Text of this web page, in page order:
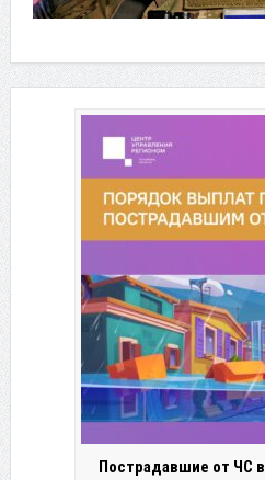
Пострадавшие от ЧС